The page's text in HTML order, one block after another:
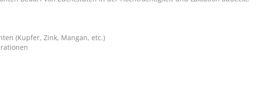
(Kupfer, Zink, Mangan, etc.)